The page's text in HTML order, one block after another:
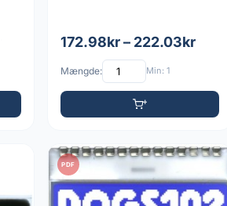
172.98kr – 222.03kr
Mængde: Min: 1
PDF